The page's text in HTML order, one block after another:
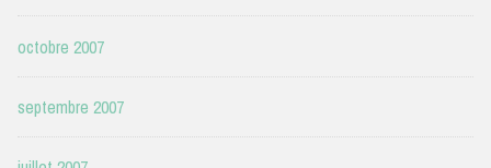
octobre 2007
septembre 2007